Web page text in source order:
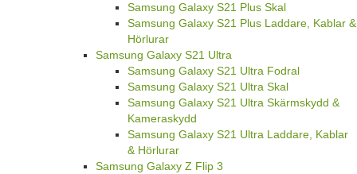
Samsung Galaxy S21 Plus Skal
Samsung Galaxy S21 Plus Laddare, Kablar &
Hörlurar
Samsung Galaxy S21 Ultra
Samsung Galaxy S21 Ultra Fodral
Samsung Galaxy S21 Ultra Skal
Samsung Galaxy S21 Ultra Skärmskydd &
Kameraskydd
Samsung Galaxy S21 Ultra Laddare, Kablar
& Hörlurar
Samsung Galaxy Z Flip 3